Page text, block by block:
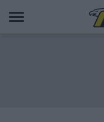
Παράκαμψη
προς